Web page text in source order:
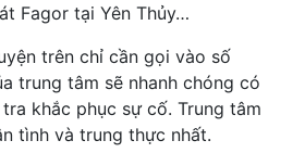
Fagor tại Yên Thủy…
trên chỉ cần gọi vào số
trung tâm sẽ nhanh chóng có
khắc phục sự cố. Trung tâm
tình và trung thực nhất.